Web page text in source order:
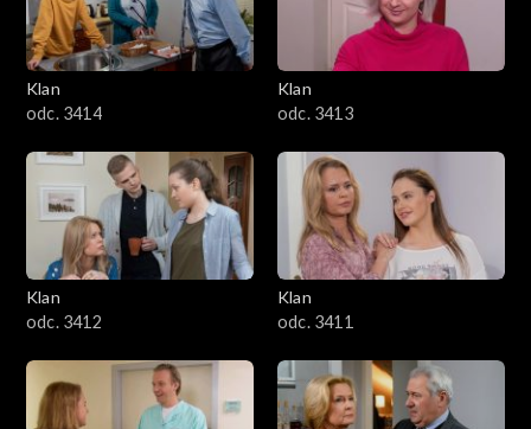
Klan
odc. 3414
Klan
odc. 3413
Klan
odc. 3412
Klan
odc. 3411